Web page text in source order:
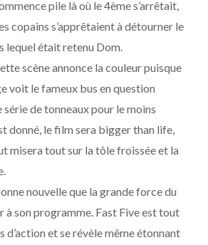
pile là où le 4ème s’arrêtait,
copains s’apprêtaient à détourner le
lequel était retenu Dom.
scène annonce la couleur puisque
voit le fameux bus en question
série de tonneaux pour le moins
donné, le film sera bigger than life,
misera tout sur la tôle froissée et la
nouvelle que la grande force du
à son programme. Fast Five est tout
d’action et se révèle même étonnant